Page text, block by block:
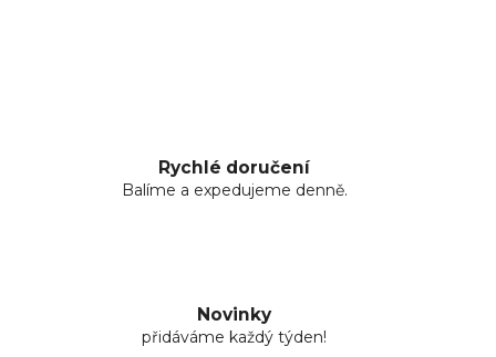
Rychlé doručení
Balíme a expedujeme denně.
Novinky
přidáváme každý týden!